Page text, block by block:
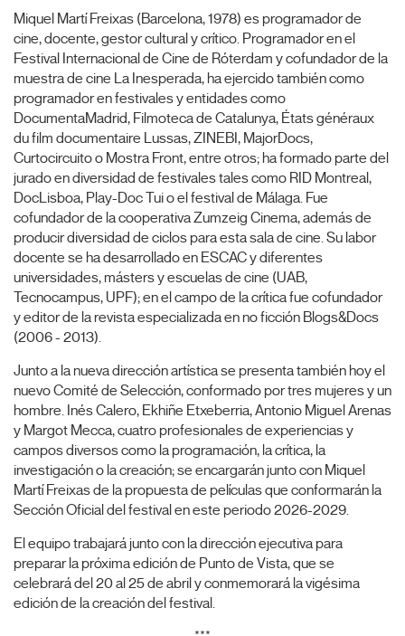
Miquel Martí Freixas (Barcelona, 1978) es programador de
cine, docente, gestor cultural y crítico. Programador en el
Festival Internacional de Cine de Róterdam y cofundador de la
muestra de cine La Inesperada, ha ejercido también como
programador en festivales y entidades como
DocumentaMadrid, Filmoteca de Catalunya, États généraux
du film documentaire Lussas, ZINEBI, MajorDocs,
Curtocircuito o Mostra Front, entre otros; ha formado parte del
jurado en diversidad de festivales tales como RID Montreal,
DocLisboa, Play-Doc Tui o el festival de Málaga. Fue
cofundador de la cooperativa Zumzeig Cinema, además de
producir diversidad de ciclos para esta sala de cine. Su labor
docente se ha desarrollado en ESCAC y diferentes
universidades, másters y escuelas de cine (UAB,
Tecnocampus, UPF); en el campo de la crítica fue cofundador
y editor de la revista especializada en no ficción Blogs&Docs
(2006 - 2013).
Junto a la nueva dirección artística se presenta también hoy el
nuevo Comité de Selección, conformado por tres mujeres y un
hombre. Inés Calero, Ekhiñe Etxeberria, Antonio Miguel Arenas
y Margot Mecca, cuatro profesionales de experiencias y
campos diversos como la programación, la crítica, la
investigación o la creación; se encargarán junto con Miquel
Martí Freixas de la propuesta de películas que conformarán la
Sección Oficial del festival en este periodo 2026-2029.
El equipo trabajará junto con la dirección ejecutiva para
preparar la próxima edición de Punto de Vista, que se
celebrará del 20 al 25 de abril y conmemorará la vigésima
edición de la creación del festival.